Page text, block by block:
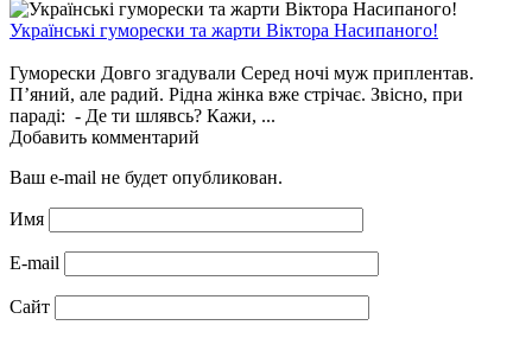
Українські гуморески та жарти Віктора Насипаного!
Гуморески Довго згадували Серед ночі муж приплентав.
П’яний, але радий. Рідна жінка вже стрічає. Звісно, при
параді: - Де ти шлявсь? Кажи, ...
Добавить комментарий
Ваш e-mail не будет опубликован.
Имя
E-mail
Сайт